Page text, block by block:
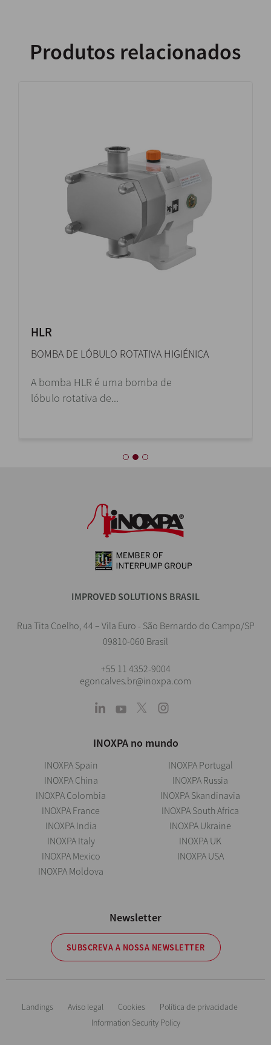
Produtos relacionados
HLR
BOMBA DE LÓBULO ROTATIVA HIGIÉNICA
A bomba HLR é uma bomba de
lóbulo rotativa de...
IMPROVED SOLUTIONS BRASIL
Rua Tita Coelho, 44 – Vila Euro - São Bernardo do Campo/SP
09810-060 Brasil
+55 11 4352-9004
egoncalves.br@inoxpa.com
INOXPA no mundo
INOXPA Spain
INOXPA China
INOXPA Colombia
INOXPA France
INOXPA India
INOXPA Italy
INOXPA Mexico
INOXPA Moldova
INOXPA Portugal
INOXPA Russia
INOXPA Skandinavia
INOXPA South Africa
INOXPA Ukraine
INOXPA UK
INOXPA USA
Newsletter
SUBSCREVA A NOSSA NEWSLETTER
Landings Aviso legal Cookies
Política de privacidade
Information Security Policy